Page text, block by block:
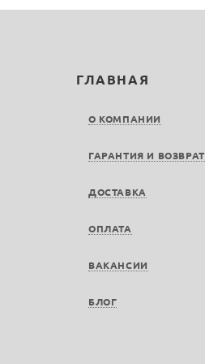
ГЛАВНАЯ
О КОМПАНИИ
ГАРАНТИЯ И ВОЗВРАТ
ДОСТАВКА
ОПЛАТА
ВАКАНСИИ
БЛОГ